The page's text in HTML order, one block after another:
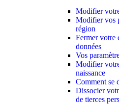
Modifier
Modifier vos
région
Fermer votre
données
Vos
Modifier
naissance
Comment se
Dissocier
de tierces